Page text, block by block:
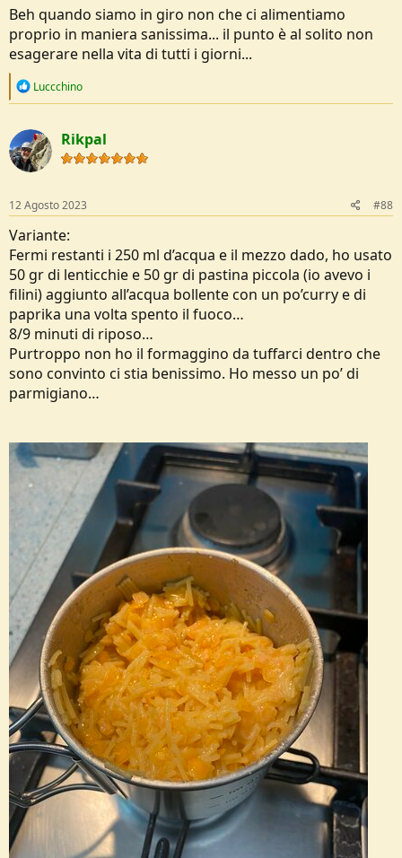
Beh quando siamo in giro non che ci alimentiamo
proprio in maniera sanissima... il punto è al solito non
esagerare nella vita di tutti i giorni...
R
c
t
i
o
s
:
Luccchino
Rikpal
12 Agosto 2023 #88
Variante:
Fermi restanti i 250 ml d’acqua e il mezzo dado, ho usato
50 gr di lenticchie e 50 gr di pastina piccola (io avevo i
filini) aggiunto all’acqua bollente con un po’curry e di
paprika una volta spento il fuoco…
8/9 minuti di riposo…
Purtroppo non ho il formaggino da tuffarci dentro che
sono convinto ci stia benissimo. Ho messo un po’ di
parmigiano…